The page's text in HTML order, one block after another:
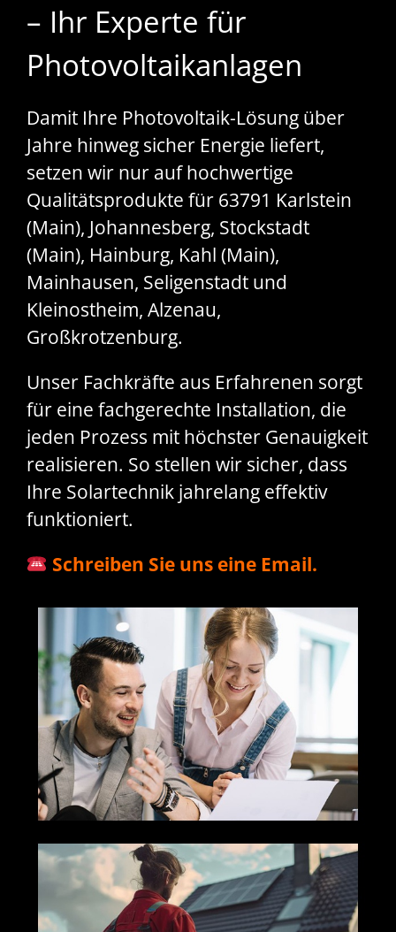
– Ihr Experte für
Photovoltaikanlagen
Damit Ihre Photovoltaik-Lösung über
Jahre hinweg sicher Energie liefert,
setzen wir nur auf hochwertige
Qualitätsprodukte für 63791 Karlstein
(Main), Johannesberg, Stockstadt
(Main), Hainburg, Kahl (Main),
Mainhausen, Seligenstadt und
Kleinostheim, Alzenau,
Großkrotzenburg.
Unser Fachkräfte aus Erfahrenen sorgt
für eine fachgerechte Installation, die
jeden Prozess mit höchster Genauigkeit
realisieren. So stellen wir sicher, dass
Ihre Solartechnik jahrelang effektiv
funktioniert.
Schreiben Sie uns eine Email.